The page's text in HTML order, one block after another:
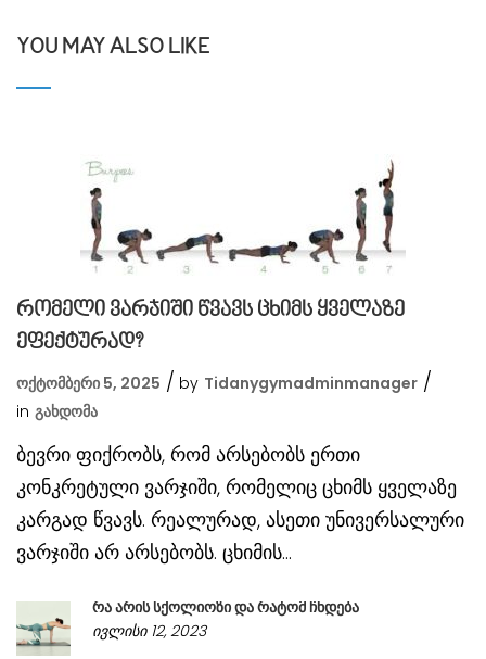
YOU MAY ALSO LIKE
რომელი ვარჯიში წვავს ცხიმს ყველაზე
ეფექტურად?
ოქტომბერი 5, 2025
by Tidanygymadminmanager
in Გახდომა
ბევრი ფიქრობს, რომ არსებობს ერთი
კონკრეტული ვარჯიში, რომელიც ცხიმს ყველაზე
კარგად წვავს. რეალურად, ასეთი უნივერსალური
ვარჯიში არ არსებობს. ცხიმის...
რა არის სქოლიოზი და რატომ ჩნდება
ივლისი 12, 2023